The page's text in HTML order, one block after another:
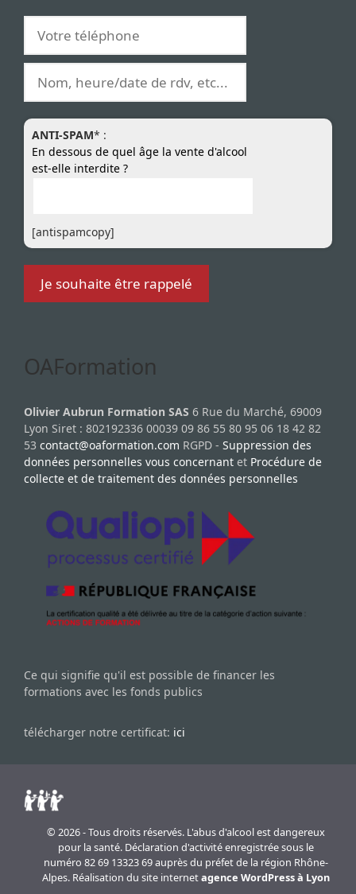
ANTI-SPAM* :
En dessous de quel âge la vente d'alcool
est-elle interdite ?
[antispamcopy]
OAFormation
Olivier Aubrun Formation SAS 6 Rue du Marché, 69009
Lyon Siret : 802192336 00039 09 86 55 80 95 06 18 42 82
53 contact@oaformation.com RGPD - Suppression des
données personnelles vous concernant et Procédure de
collecte et de traitement des données personnelles
Ce qui signifie qu'il est possible de financer les
formations avec les fonds publics
télécharger notre certificat: ici
© 2026 - Tous droits réservés. L'abus d'alcool est dangereux
pour la santé. Déclaration d'activité enregistrée sous le
numéro 82 69 13323 69 auprès du préfet de la région Rhône-
Alpes. Réalisation du site internetagence WordPress à Lyon